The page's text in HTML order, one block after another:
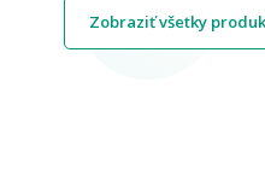
Zobraziť všetky